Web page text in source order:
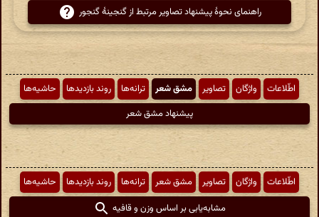
راهنمای نحوهٔ پیشنهاد تصاویر مرتبط از گنجینهٔ گنجور
اطّلاعات واژگان تصاویر مشق شعر ترانه‌ها روند بازدیدها
حاشیه‌ها
پیشنهاد مشق شعر
اطّلاعات واژگان تصاویر مشق شعر ترانه‌ها روند بازدیدها
حاشیه‌ها
مشابه‌یابی بر اساس وزن و قافیه